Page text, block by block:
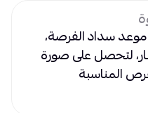
سداد الفرصة،
لتحصل على صورة
المناسبة